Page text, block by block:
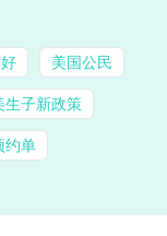
美国公民
生子新政策
约单